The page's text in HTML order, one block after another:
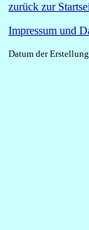
zurück zur
Impressum und
Datum der